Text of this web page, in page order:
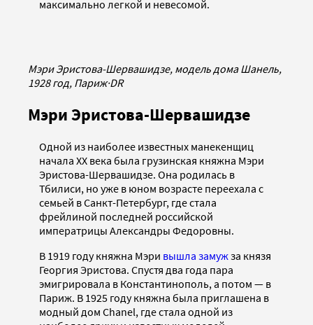
максимально легкой и невесомой.
Мэри Эристова-Шервашидзе, модель дома Шанель,
1928 год, Париж·DR
Мэри Эристова-Шервашидзе
Одной из наиболее известных манекенщиц
начала XX века была грузинская княжна Мэри
Эристова-Шервашидзе. Она родилась в
Тбилиси, но уже в юном возрасте переехала с
семьей в Санкт-Петербург, где стала
фрейлиной последней российской
императрицы Александры Федоровны.
В 1919 году княжна Мэри вышла замужза князя
Георгия Эристова. Спустя два года пара
эмигрировала в Константинополь, а потом — в
Париж. В 1925 году княжна была приглашена в
модный дом Chanel, где стала одной из